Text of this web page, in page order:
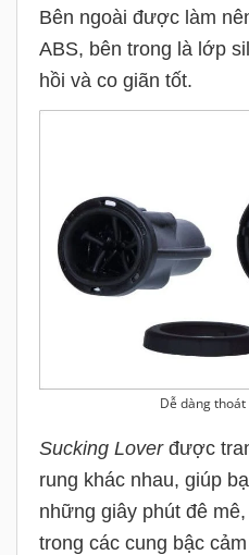
Bên ngoài được làm
ABS, bên trong là lớp
hồi và co giãn tốt.
Dễ dàng
Sucking Loverđược
rung khác nhau, giúp
những giây phút đê
trong các cung bậc